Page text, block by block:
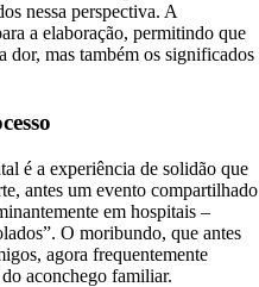
nessa perspectiva. A
a elaboração, permitindo que
dor, mas também os significados
é a experiência de solidão que
antes um evento compartilhado
em hospitais –
O moribundo, que antes
agora frequentemente
aconchego familiar.